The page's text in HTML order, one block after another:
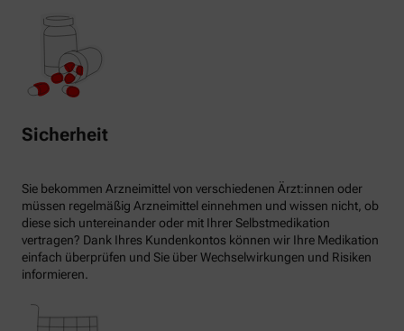
Sicherheit
Sie bekommen Arzneimittel von verschiedenen Ärzt:innen oder
müssen regelmäßig Arzneimittel einnehmen und wissen nicht, ob
diese sich untereinander oder mit Ihrer Selbstmedikation
vertragen? Dank Ihres Kundenkontos können wir Ihre Medikation
einfach überprüfen und Sie über Wechselwirkungen und Risiken
informieren.